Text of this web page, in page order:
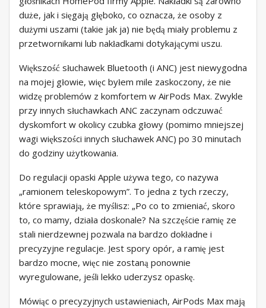
duże, jak i sięgają głęboko, co oznacza, że ​​osoby z
dużymi uszami (takie jak ja) nie będą miały problemu z
przetwornikami lub nakładkami dotykającymi uszu.
Większość słuchawek Bluetooth (i ANC) jest niewygodna
na mojej głowie, więc byłem mile zaskoczony, że nie
widzę problemów z komfortem w AirPods Max. Zwykle
przy innych słuchawkach ANC zaczynam odczuwać
dyskomfort w okolicy czubka głowy (pomimo mniejszej
wagi większości innych słuchawek ANC) po 30 minutach
do godziny użytkowania.
Do regulacji opaski Apple używa tego, co nazywa
„ramionem teleskopowym”. To jedna z tych rzeczy,
które sprawiają, że myślisz: „Po co to zmieniać, skoro
to, co mamy, działa doskonale? Na szczęście ramię ze
stali nierdzewnej pozwala na bardzo dokładne i
precyzyjne regulacje. Jest spory opór, a ramię jest
bardzo mocne, więc nie zostaną ponownie
wyregulowane, jeśli lekko uderzysz opaskę.
Mówiąc o precyzyjnych ustawieniach, AirPods Max mają